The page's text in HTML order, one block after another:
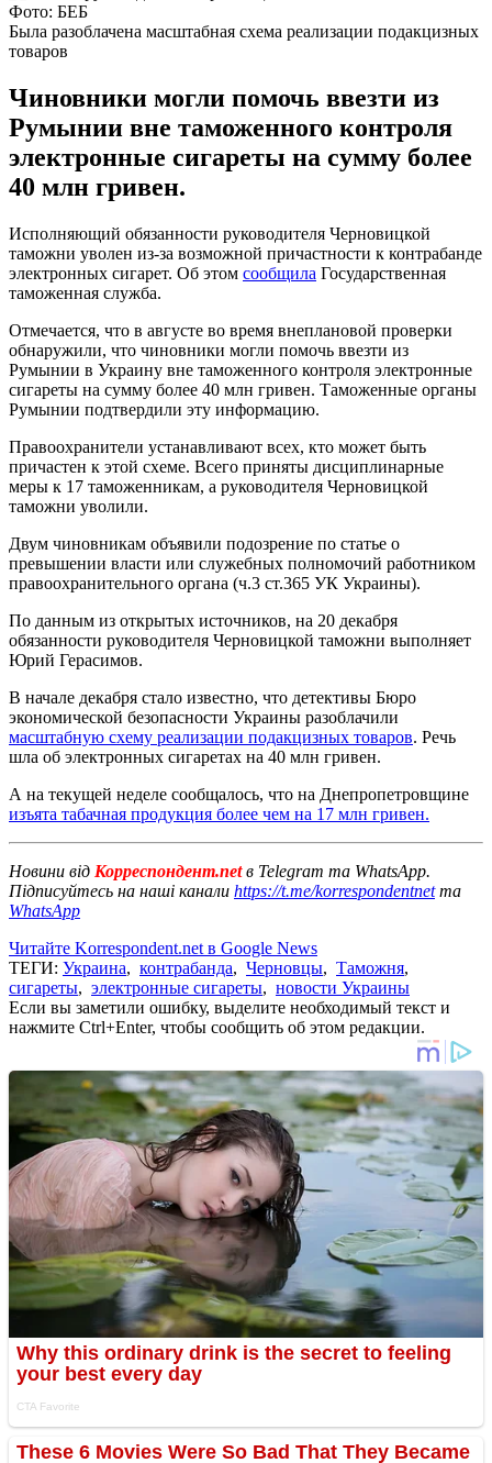
Фото: БЕБ
Была разоблачена масштабная схема реализации подакцизных
товаров
Чиновники могли помочь ввезти из
Румынии вне таможенного контроля
электронные сигареты на сумму более
40 млн гривен.
Исполняющий обязанности руководителя Черновицкой
таможни уволен из-за возможной причастности к контрабанде
электронных сигарет. Об этом сообщила Государственная
таможенная служба.
Отмечается, что в августе во время внеплановой проверки
обнаружили, что чиновники могли помочь ввезти из
Румынии в Украину вне таможенного контроля электронные
сигареты на сумму более 40 млн гривен. Таможенные органы
Румынии подтвердили эту информацию.
Правоохранители устанавливают всех, кто может быть
причастен к этой схеме. Всего приняты дисциплинарные
меры к 17 таможенникам, а руководителя Черновицкой
таможни уволили.
Двум чиновникам объявили подозрение по статье о
превышении власти или служебных полномочий работником
правоохранительного органа (ч.3 ст.365 УК Украины).
По данным из открытых источников, на 20 декабря
обязанности руководителя Черновицкой таможни выполняет
Юрий Герасимов.
В начале декабря стало известно, что детективы Бюро
экономической безопасности Украины разоблачили
масштабную схему реализации подакцизных товаров. Речь
шла об электронных сигаретах на 40 млн гривен.
А на текущей неделе сообщалось, что на Днепропетровщине
изъята табачная продукция более чем на 17 млн гривен.
Новини від Корреспондент.netв Telegram та WhatsApp.
Підписуйтесь на наші канали https://t.me/korrespondentnetта
WhatsApp
Читайте Korrespondent.net в Google News
ТЕГИ: Украина, контрабанда, Черновцы, Таможня,
сигареты, электронные сигареты, новости Украины
Если вы заметили ошибку, выделите необходимый текст и
нажмите Ctrl+Enter, чтобы сообщить об этом редакции.